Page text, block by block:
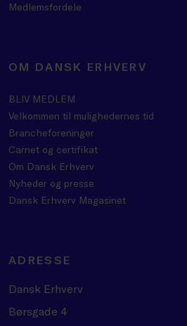
Medlemsfordele
OM DANSK ERHVERV
BLIV MEDLEM
Velkommen til mulighedernes tid
Brancheforeninger
Carnet og certifikat
Om Dansk Erhverv
Nyheder og presse
Dansk Erhverv Magasinet
ADRESSE
Dansk Erhverv
Børsgade 4